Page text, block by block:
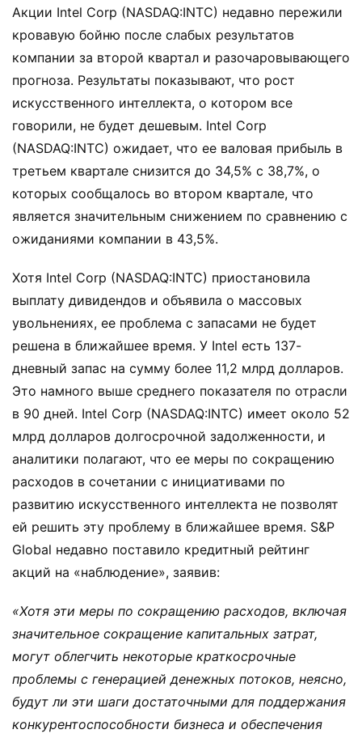
Акции Intel Corp (NASDAQ:INTC) недавно пережили
кровавую бойню после слабых результатов
компании за второй квартал и разочаровывающего
прогноза. Результаты показывают, что рост
искусственного интеллекта, о котором все
говорили, не будет дешевым. Intel Corp
(NASDAQ:INTC) ожидает, что ее валовая прибыль в
третьем квартале снизится до 34,5% с 38,7%, о
которых сообщалось во втором квартале, что
является значительным снижением по сравнению с
ожиданиями компании в 43,5%.
Хотя Intel Corp (NASDAQ:INTC) приостановила
выплату дивидендов и объявила о массовых
увольнениях, ее проблема с запасами не будет
решена в ближайшее время. У Intel есть 137-
дневный запас на сумму более 11,2 млрд долларов.
Это намного выше среднего показателя по отрасли
в 90 дней. Intel Corp (NASDAQ:INTC) имеет около 52
млрд долларов долгосрочной задолженности, и
аналитики полагают, что ее меры по сокращению
расходов в сочетании с инициативами по
развитию искусственного интеллекта не позволят
ей решить эту проблему в ближайшее время. S&P
Global недавно поставило кредитный рейтинг
акций на «наблюдение», заявив:
«Хотя эти меры по сокращению расходов, включая
значительное сокращение капитальных затрат,
могут облегчить некоторые краткосрочные
проблемы с генерацией денежных потоков, неясно,
будут ли эти шаги достаточными для поддержания
конкурентоспособности бизнеса и обеспечения